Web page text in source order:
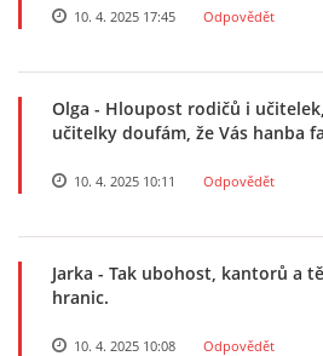
TÝDENNÍ PLÁNY
SMYSLOVÁ AKTIVITA
MONTESSORI AKTIVITA
JÓGOVÉ CVIČENÍ, TYPY, RADY,
10. 4. 2025 17:45 Odpovědět
Olga - Hloupost rodičů i
učitelky doufám, že Vás hanba
10. 4. 2025 10:11 Odpovědět
Jarka - Tak ubohost, kantorů a
hranic.
10. 4. 2025 10:08 Odpovědět